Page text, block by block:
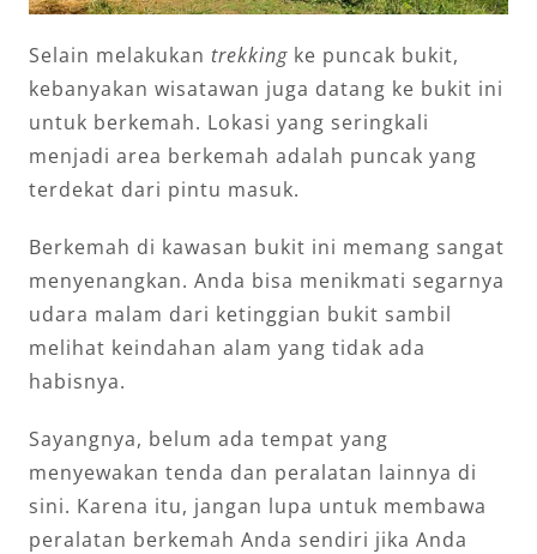
Selain melakukan trekkingke puncak bukit,
kebanyakan wisatawan juga datang ke bukit ini
untuk berkemah. Lokasi yang seringkali
menjadi area berkemah adalah puncak yang
terdekat dari pintu masuk.
Berkemah di kawasan bukit ini memang sangat
menyenangkan. Anda bisa menikmati segarnya
udara malam dari ketinggian bukit sambil
melihat keindahan alam yang tidak ada
habisnya.
Sayangnya, belum ada tempat yang
menyewakan tenda dan peralatan lainnya di
sini. Karena itu, jangan lupa untuk membawa
peralatan berkemah Anda sendiri jika Anda